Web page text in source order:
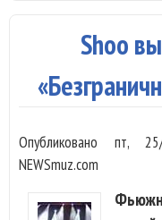
Shoo
Опубликовано пт,
NEWSmuz.com